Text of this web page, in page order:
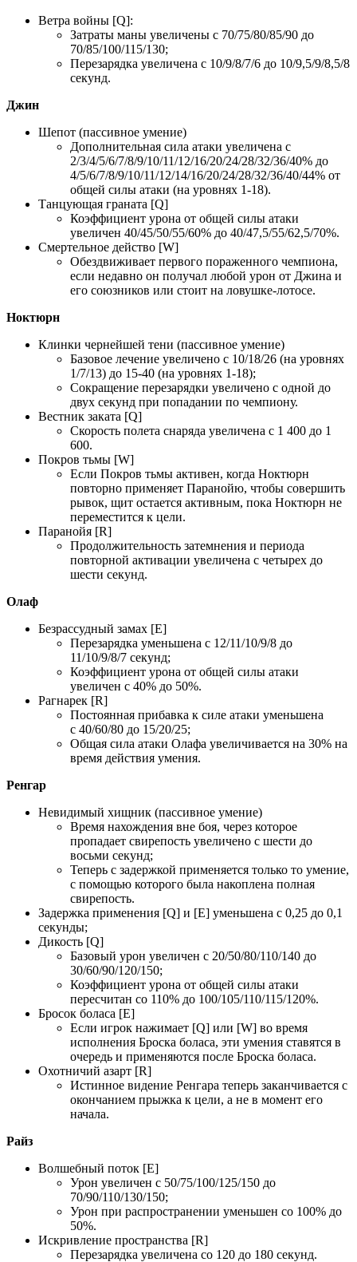
Ветра войны [Q]:
Затраты маны увеличены с 70/75/80/85/90 до
70/85/100/115/130;
Перезарядка увеличена с 10/9/8/7/6 до 10/9,5/9/8,5/8
секунд.
Джин
Шепот (пассивное умение)
Дополнительная сила атаки увеличена с
2/3/4/5/6/7/8/9/10/11/12/16/20/24/28/32/36/40% до
4/5/6/7/8/9/10/11/12/14/16/20/24/28/32/36/40/44% от
общей силы атаки (на уровнях 1-18).
Танцующая граната [Q]
Коэффициент урона от общей силы атаки
увеличен 40/45/50/55/60% до 40/47,5/55/62,5/70%.
Смертельное действо [W]
Обездвиживает первого пораженного чемпиона,
если недавно он получал любой урон от Джина и
его союзников или стоит на ловушке-лотосе.
Ноктюрн
Клинки чернейшей тени (пассивное умение)
Базовое лечение увеличено с 10/18/26 (на уровнях
1/7/13) до 15-40 (на уровнях 1-18);
Сокращение перезарядки увеличено с одной до
двух секунд при попадании по чемпиону.
Вестник заката [Q]
Скорость полета снаряда увеличена с 1 400 до 1
600.
Покров тьмы [W]
Если Покров тьмы активен, когда Ноктюрн
повторно применяет Паранойю, чтобы совершить
рывок, щит остается активным, пока Ноктюрн не
переместится к цели.
Паранойя [R]
Продолжительность затемнения и периода
повторной активации увеличена с четырех до
шести секунд.
Олаф
Безрассудный замах [E]
Перезарядка уменьшена с 12/11/10/9/8 до
11/10/9/8/7 секунд;
Коэффициент урона от общей силы атаки
увеличен с 40% до 50%.
Рагнарек [R]
Постоянная прибавка к силе атаки уменьшена
с 40/60/80 до 15/20/25;
Общая сила атаки Олафа увеличивается на 30% на
время действия умения.
Ренгар
Невидимый хищник (пассивное умение)
Время нахождения вне боя, через которое
пропадает свирепость увеличено с шести до
восьми секунд;
Теперь с задержкой применяется только то умение,
с помощью которого была накоплена полная
свирепость.
Задержка применения [Q] и [E] уменьшена с 0,25 до 0,1
секунды;
Дикость [Q]
Базовый урон увеличен с 20/50/80/110/140 до
30/60/90/120/150;
Коэффициент урона от общей силы атаки
пересчитан со 110% до 100/105/110/115/120%.
Бросок боласа [E]
Если игрок нажимает [Q] или [W] во время
исполнения Броска боласа, эти умения ставятся в
очередь и применяются после Броска боласа.
Охотничий азарт [R]
Истинное видение Ренгара теперь заканчивается с
окончанием прыжка к цели, а не в момент его
начала.
Райз
Волшебный поток [E]
Урон увеличен с 50/75/100/125/150 до
70/90/110/130/150;
Урон при распространении уменьшен со 100% до
50%.
Искривление пространства [R]
Перезарядка увеличена со 120 до 180 секунд.